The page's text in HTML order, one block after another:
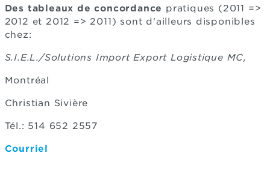
Des tableaux de concordance pratiques (2011 =>
2012 et 2012 => 2011) sont d'ailleurs disponibles
chez:
S.I.E.L./Solutions Import Export Logistique MC,
Montréal
Christian Sivière
Tél.: 514 652 2557
Courriel